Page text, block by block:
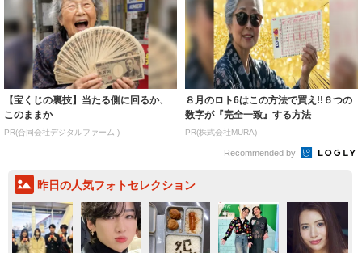
【宝くじの裏技】当たる側に回るか、
このままか
PR(合同会社デジタルファーム )
８月のロト6はこの方法で買え!!６つの
数字が『完全一致』する方法
PR(株式会社MURA)
Recommended by
昨日の人気フォトセレクション